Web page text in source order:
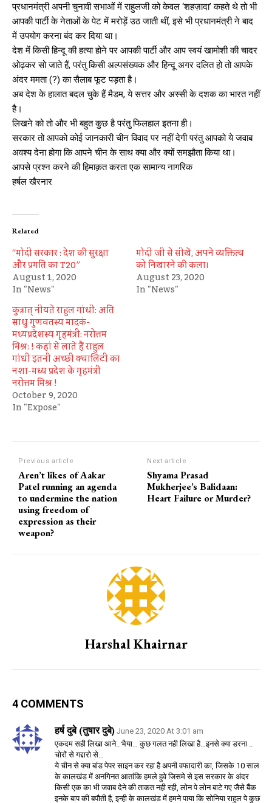
प्रधानमंत्री अपनी चुनावी सभाओं में राहुलजी को केवल ‘शहज़ादा’ कहते थे तो भी
आपकी पार्टी के नेताओं के पेट में मरोड़ें उठ जाती थीं, इसे भी प्रधानमंत्री ने बाद
में उपयोग करना बंद कर दिया था।
देश में किसी हिन्दू की हत्या होने पर आपकी पार्टी और आप स्वयं खामोशी की चादर
ओढ़कर सो जाते हैं, परंतु किसी अल्पसंख्यक और हिन्दू अगर दलित हो तो आपके
अंदर ममता (?) का सैलाब फूट पड़ता है।
अब देश के हालात बदल चुके हैं मैडम, ये सत्तर और अस्सी के दशक का भारत नहीं
है।
लिखने को तो और भी बहुत कुछ है परंतु फिलहाल इतना ही।
सरकार तो आपको कोई जानकारी चीन विवाद पर नहीं देगी परंतु आपको ये जवाब
अवश्य देना होगा कि आपने चीन के साथ क्या और क्यों समझौता किया था।
आपसे प्रश्न करने की हिमाक़त करता एक सामान्य नागरिक
हर्षल खैरनार
Related
“मोदी सरकार : देश की सुरक्षा
और प्रगति का T20”
August 1, 2020
In "News"
मोदी जी से सीखें, अपने व्यक्तित्व
को निखारने की कला।
August 23, 2020
In "News"
कुत्रात् नीयते राहुल गांधी: अति
साधु गुणवतस्य मादकं-
मध्यप्रदेशस्य गृहमंत्री: नरोत्तम
मिश्र: ! कहां से लाते हैं राहुल
गांधी इतनी अच्‍छी क्‍वालिटी का
नशा-मध्‍य प्रदेश के गृहमंत्री
नरोत्तम मिश्र !
October 9, 2020
In "Expose"
Previous article
Aren’t likes of Aakar
Patel running an agenda
to undermine the nation
using freedom of
expression as their
weapon?
Next article
Shyama Prasad
Mukherjee’s Balidaan:
Heart Failure or Murder?
Harshal Khairnar
4 COMMENTS
हर्ष दुबे (तुषार दुबे) June 23, 2020 At 3:01 am
एकदम सही लिखा आने.. भैया… कुछ गलत नही लिखा है…इनसे क्या डरना ..
चोरों से गद्दारो से…
ये चीन से क्या बांड पेपर साइन कर रहा है अपनी वफादारी का, जिसके 10 साल
के कालखंड में अनगिनत आतांकि हमले हुवे जिसमे से इस सरकार के अंदर
किसी एक का भी जवाब देने की ताकत नही रही, लोन पे लोन बाटे गए जैसे बैंक
इनके बाप की बपौती है, इन्ही के कालखंड में हमने पाया कि सोनिया राहुल पे कुछ